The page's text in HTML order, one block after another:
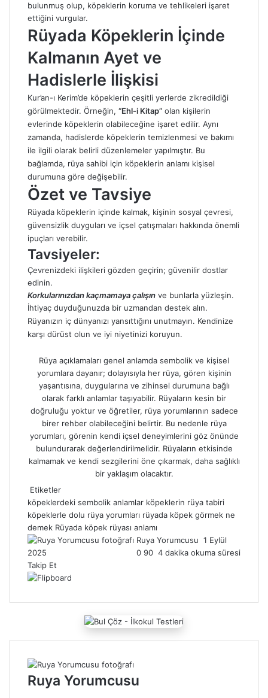
bulunmuş olup, köpeklerin koruma ve tehlikeleri işaret
ettiğini vurgular.
Rüyada Köpeklerin İçinde
Kalmanın Ayet ve
Hadislerle İlişkisi
Kur’an-ı Kerim’de köpeklerin çeşitli yerlerde zikredildiği
görülmektedir. Örneğin, “Ehl-i Kitap” olan kişilerin
evlerinde köpeklerin olabileceğine işaret edilir. Aynı
zamanda, hadislerde köpeklerin temizlenmesi ve bakımı
ile ilgili olarak belirli düzenlemeler yapılmıştır. Bu
bağlamda, rüya sahibi için köpeklerin anlamı kişisel
durumuna göre değişebilir.
Özet ve Tavsiye
Rüyada köpeklerin içinde kalmak, kişinin sosyal çevresi,
güvensizlik duyguları ve içsel çatışmaları hakkında önemli
ipuçları verebilir.
Tavsiyeler:
Çevrenizdeki ilişkileri gözden geçirin; güvenilir dostlar
edinin.
Korkularınızdan kaçmamaya çalışın ve bunlarla yüzleşin.
İhtiyaç duyduğunuzda bir uzmandan destek alın.
Rüyanızın iç dünyanızı yansıttığını unutmayın. Kendinize
karşı dürüst olun ve iyi niyetinizi koruyun.
Rüya açıklamaları genel anlamda sembolik ve kişisel
yorumlara dayanır; dolayısıyla her rüya, gören kişinin
yaşantısına, duygularına ve zihinsel durumuna bağlı
olarak farklı anlamlar taşıyabilir. Rüyaların kesin bir
doğruluğu yoktur ve öğretiler, rüya yorumlarının sadece
birer rehber olabileceğini belirtir. Bu nedenle rüya
yorumları, görenin kendi içsel deneyimlerini göz önünde
bulundurarak değerlendirilmelidir. Rüyaların etkisinde
kalmamak ve kendi sezgilerini öne çıkarmak, daha sağlıklı
bir yaklaşım olacaktır.
Etiketler
köpeklerdeki sembolik anlamlar köpeklerin rüya tabiri
köpeklerle dolu rüya yorumları rüyada köpek görmek ne
demek Rüyada köpek rüyası anlamı
Ruya Yorumcusu B
i
p
t
1 Eylül
2025
0 90 4 dakika okuma süresi
Takip Et
Ruya Yorumcusu